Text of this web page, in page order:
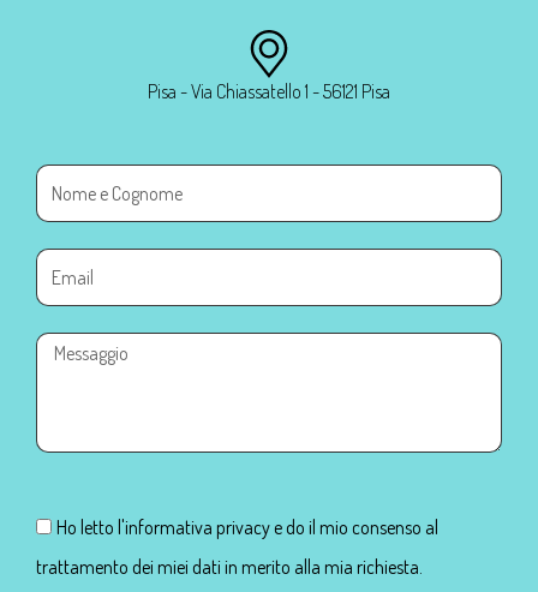
Pisa - Via Chiassatello 1 - 56121 Pisa
Ho letto l'informativa privacy e do il mio consenso al
trattamento dei miei dati in merito alla mia richiesta.